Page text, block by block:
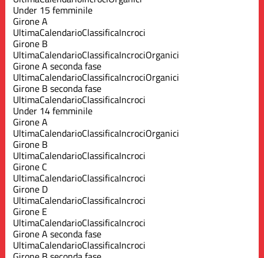
Under 15 femminile
Girone A
UltimaCalendarioClassificaIncroci
Girone B
UltimaCalendarioClassificaIncrociOrganici
Girone A seconda fase
UltimaCalendarioClassificaIncrociOrganici
Girone B seconda fase
UltimaCalendarioClassificaIncroci
Under 14 femminile
Girone A
UltimaCalendarioClassificaIncrociOrganici
Girone B
UltimaCalendarioClassificaIncroci
Girone C
UltimaCalendarioClassificaIncroci
Girone D
UltimaCalendarioClassificaIncroci
Girone E
UltimaCalendarioClassificaIncroci
Girone A seconda fase
UltimaCalendarioClassificaIncroci